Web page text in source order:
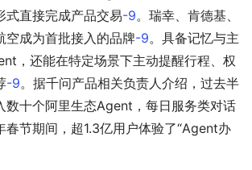
式直接完成产品交易-9。瑞幸、肯德基、
空成为首批接入的品牌-9。具备记忆与主
，还能在特定场景下主动提醒行程、权
-9。据千问产品相关负责人介绍，过去半
数十个阿里生态Agent，每日服务类对话
春节期间，超1.3亿用户体验了“Agent办